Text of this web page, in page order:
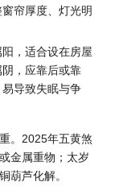
帘厚度、灯光明
，适合设在房屋
，应靠后或靠
导致失眠与争
。2025年五黄煞
金属重物；太岁
葫芦化解。